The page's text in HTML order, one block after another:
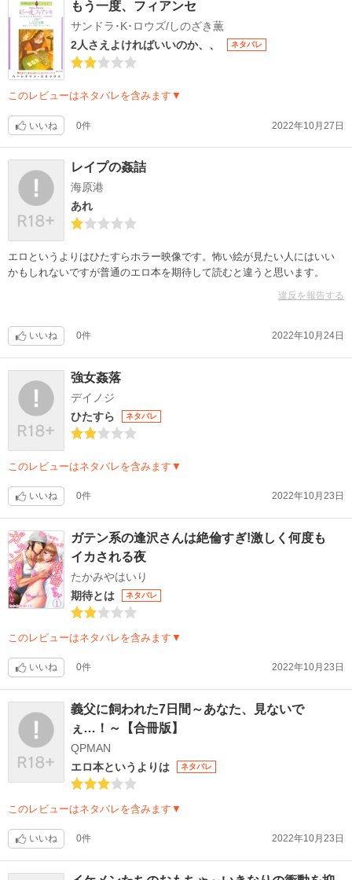
もう一度、フィアンセ
サンドラ･K･ロウズ/しのざき薫
2人さえよければいいのか、、
ネタバレ
このレビューはネタバレを含みます▼
いいね 0件 2022年10月27日
レイプの姦詰
海原港
あれ
エロというよりはひたすらホラー映像です。怖い絵が見たい人にはいい
かもしれないですが普通のエロ本を期待して読むと違うと思います。
違反を報告する
いいね 0件 2022年10月24日
強女姦落
デイノジ
ひたすら
ネタバレ
このレビューはネタバレを含みます▼
いいね 0件 2022年10月23日
ガテン系の逢沢さんは絶倫すぎ!激しく何度も
イカされる夜
たかみやはいり
期待とは
ネタバレ
このレビューはネタバレを含みます▼
いいね 0件 2022年10月23日
義父に飼われた7日間～あなた、見ないで
ぇ…！～【合冊版】
QPMAN
エロ本というよりは
ネタバレ
このレビューはネタバレを含みます▼
いいね 0件 2022年10月23日